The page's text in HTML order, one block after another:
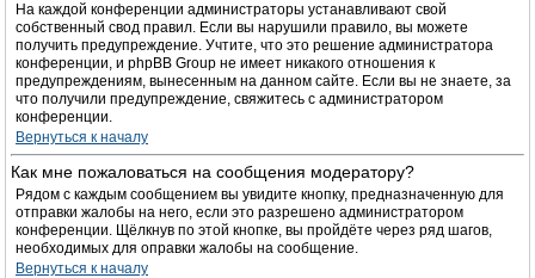
На каждой конференции администраторы устанавливают свой
собственный свод правил. Если вы нарушили правило, вы можете
получить предупреждение. Учтите, что это решение администратора
конференции, и phpBB Group не имеет никакого отношения к
предупреждениям, вынесенным на данном сайте. Если вы не знаете, за
что получили предупреждение, свяжитесь с администратором
конференции.
Вернуться к началу
Как мне пожаловаться на сообщения модератору?
Рядом с каждым сообщением вы увидите кнопку, предназначенную для
отправки жалобы на него, если это разрешено администратором
конференции. Щёлкнув по этой кнопке, вы пройдёте через ряд шагов,
необходимых для оправки жалобы на сообщение.
Вернуться к началу